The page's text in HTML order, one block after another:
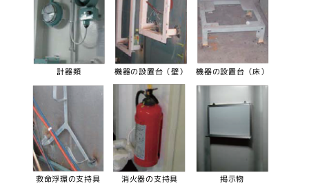
計器類 機器の設置台（壁） 機器の設置台（床）
救命浮環の支持具 消火器の支持具 掲示物